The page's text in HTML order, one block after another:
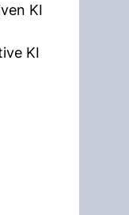
KI
KI